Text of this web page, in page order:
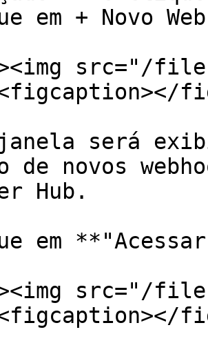
em + Novo
src="/files/
será
de novos
Hub.
em
src="/files/